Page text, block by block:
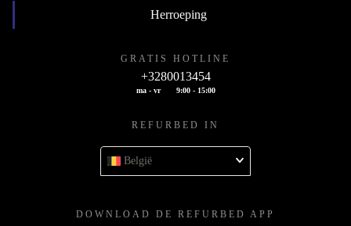
Herroeping
GRATIS HOTLINE
+3280013454
ma - vr 9:00 - 15:00
REFURBED IN
België
DOWNLOAD DE REFURBED APP